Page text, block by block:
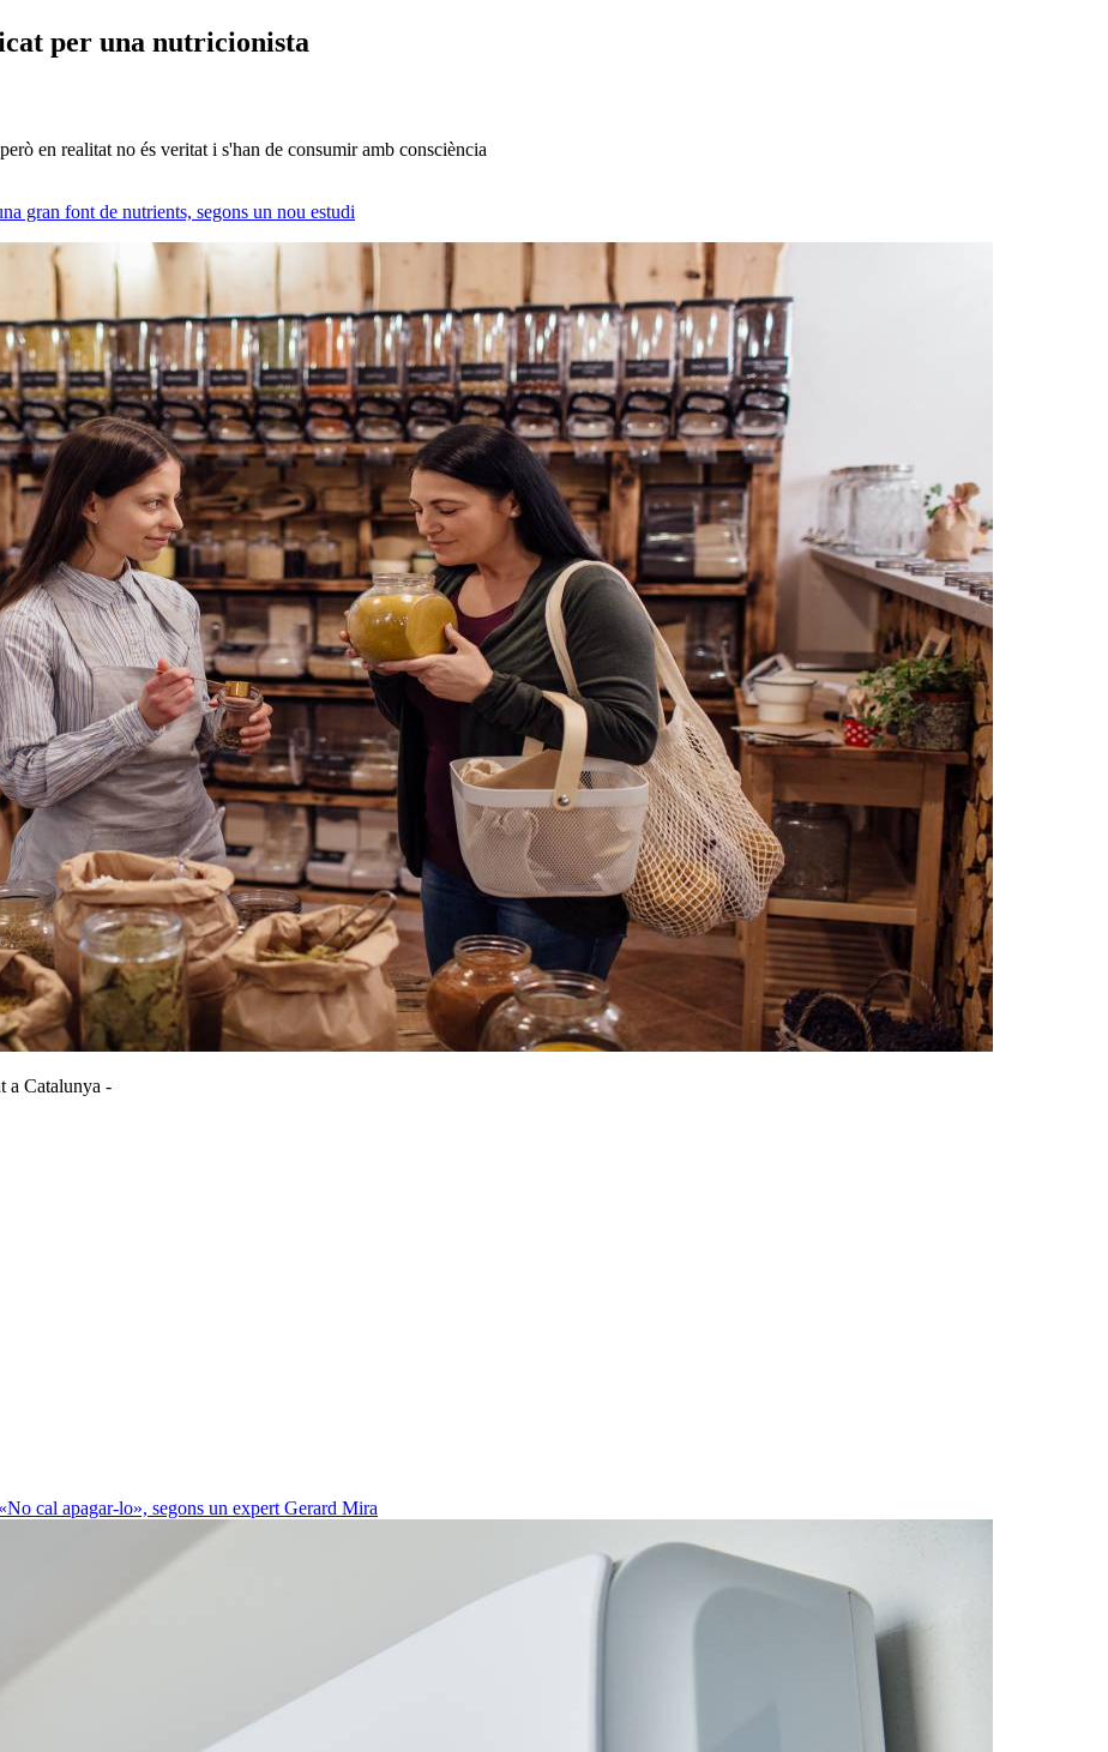
per una nutricionista
en realitat no és veritat i s'han de consumir amb consciència
gran font de nutrients, segons un nou estudi
a Catalunya -
cal apagar-lo», segons un expert Gerard Mira